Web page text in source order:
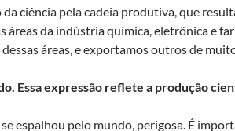
ciência pela cadeia produtiva, que
áreas da indústria química, eletrônica e
áreas, e exportamos outros de
Essa expressão reflete a produção
espalhou pelo mundo, perigosa. É